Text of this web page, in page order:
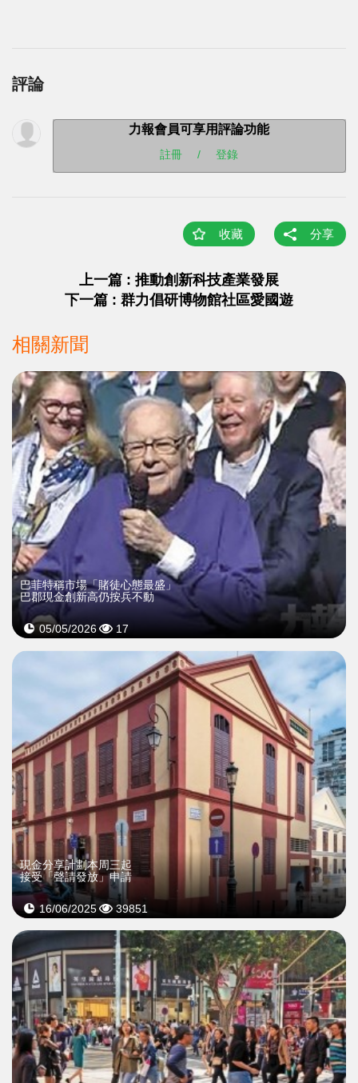
評論
力報會員可享用評論功能
註冊 / 登錄
收藏 分享
上一篇 : 推動創新科技產業發展
下一篇 : 群力倡研博物館社區愛國遊
相關新聞
巴菲特稱市場「賭徒心態最盛」
巴郡現金創新高仍按兵不動
05/05/2026 17
現金分享計劃本周三起
接受「聲請發放」申請
16/06/2025 39851